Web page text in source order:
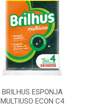
BRILHUS ESPONJA
MULTIUSO ECON C4